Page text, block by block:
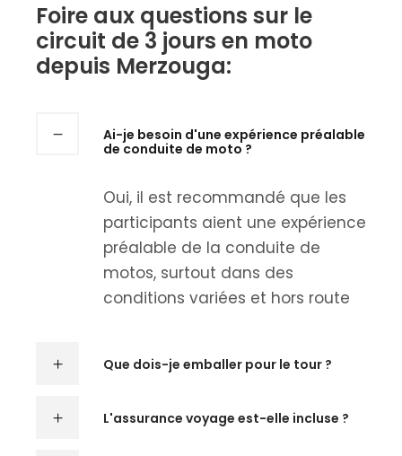
Foire aux questions sur le
circuit de 3 jours en moto
depuis Merzouga:
Ai-je besoin d'une expérience préalable
de conduite de moto ?
Oui, il est recommandé que les
participants aient une expérience
préalable de la conduite de
motos, surtout dans des
conditions variées et hors route
Que dois-je emballer pour le tour ?
L'assurance voyage est-elle incluse ?